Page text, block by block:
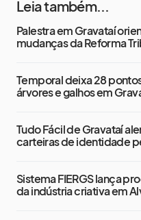
Leia também...
Palestra em Gravataí
mudanças da Reforma
Temporal deixa 28
árvores e galhos em
Tudo Fácil de Gravataí
carteiras de identidade
Sistema FIERGS lança
da indústria criativa em